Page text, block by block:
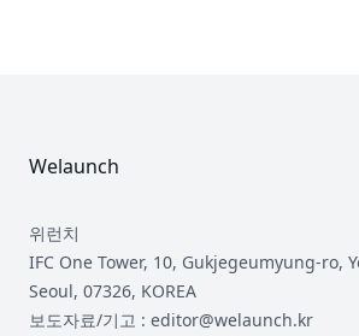
Welaunch
위런치
IFC One Tower, 10, Gukjegeumyung-ro,
Seoul, 07326, KOREA
보도자료/기고 : editor@welaunch.kr